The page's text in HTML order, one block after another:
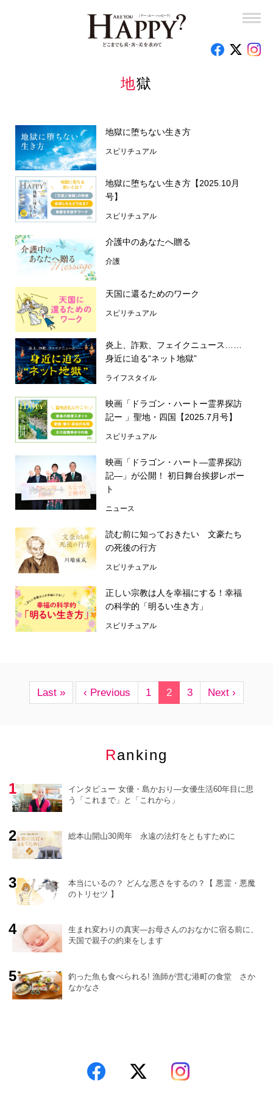
地獄
地獄に堕ちない生き方
スピリチュアル
地獄に堕ちない生き方【2025.10月
号】
スピリチュアル
介護中のあなたへ贈る
介護
天国に還るためのワーク
スピリチュアル
炎上、詐欺、フェイクニュース……
身近に迫る“ネット地獄”
ライフスタイル
映画「ドラゴン・ハートー霊界探訪
記ー 」聖地・四国【2025.7月号】
スピリチュアル
映画「ドラゴン・ハート―霊界探訪
記―」が公開！ 初日舞台挨拶レポー
ト
ニュース
読む前に知っておきたい 文豪たち
の死後の行方
スピリチュアル
正しい宗教は人を幸福にする！幸福
の科学的「明るい生き方」
スピリチュアル
Last » ‹ Previous 1 2 3 Next ›
Ranking
インタビュー 女優・島かおり―女優生活60年目に思
う「これまで」と「これから」
総本山開山30周年 永遠の法灯をともすために
本当にいるの？ どんな悪さをするの？【 悪霊・悪魔
のトリセツ 】
生まれ変わりの真実―お母さんのおなかに宿る前に、
天国で親子の約束をします
釣った魚も食べられる! 漁師が営む港町の食堂 さか
なかなさ